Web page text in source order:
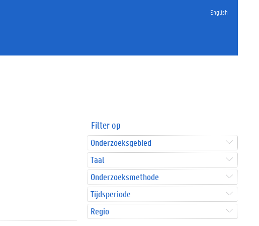
English
Filter op
Onderzoeksgebied
Taal
Onderzoeksmethode
Tijdsperiode
Regio